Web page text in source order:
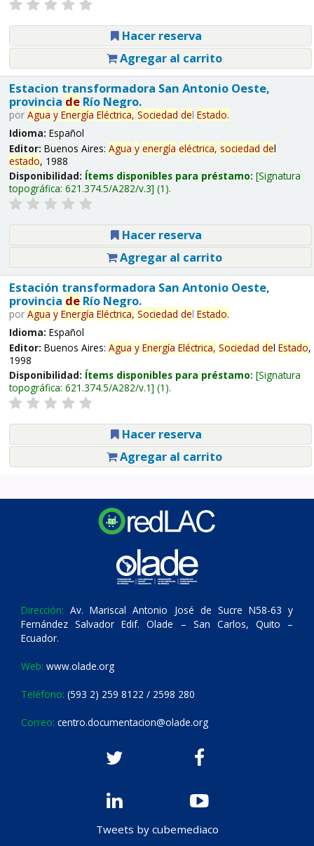
Hacer reserva
Agregar al carrito
Estacion transformadora San Antonio Oeste,
provincia deRío Negro.
por Agua y Energía Eléctrica, Sociedad del Estado.
Idioma: Español
Editor: Buenos Aires: Agua y energía eléctrica, sociedad del
estado, 1988
Disponibilidad: Ítems disponibles para préstamo: Signatura
topográfica: 621.374.5/A282/v.3 (1).
Hacer reserva
Agregar al carrito
Estación transformadora San Antonio Oeste,
provincia deRío Negro.
por Agua y Energía Eléctrica, Sociedad del Estado.
Idioma: Español
Editor: Buenos Aires: Agua y Energía Eléctrica, Sociedad del Estado,
1998
Disponibilidad: Ítems disponibles para préstamo: Signatura
topográfica: 621.374.5/A282/v.1 (1).
Hacer reserva
Agregar al carrito
Dirección: Av. Mariscal Antonio José de Sucre N58-63 y
Fernández Salvador Edif. Olade – San Carlos, Quito –
Ecuador.
Web: www.olade.org
Teléfono: (593 2) 259 8122 / 2598 280
Correo: centro.documentacion@olade.org
Tweets by cubemediaco